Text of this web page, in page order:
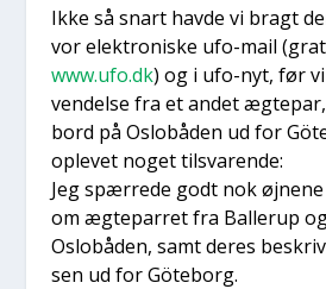
Ikke så snart hav­de vi bragt
vor elek­tro­ni­ske ufo-mail
www.ufo.dk) og i ufo-nyt, før
ven­del­se fra et andet
bord på Oslo­bå­den ud for
ople­vet noget til­sva­ren­de:
Jeg spær­re­de godt nok
om ægte­par­ret fra Bal­lerup
Oslo­bå­den, samt deres
sen ud for Göte­borg.